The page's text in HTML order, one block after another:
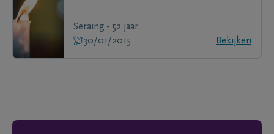
Seraing - 52 jaar
30/01/2015
Bekijken